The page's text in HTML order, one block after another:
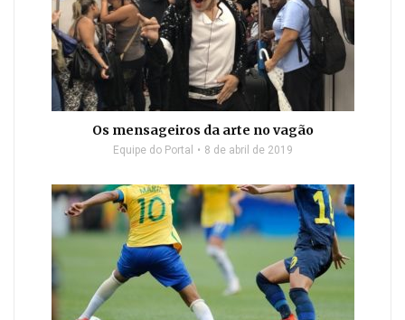
Os mensageiros da arte no vagão
Equipe do Portal 8 de abril de 2019